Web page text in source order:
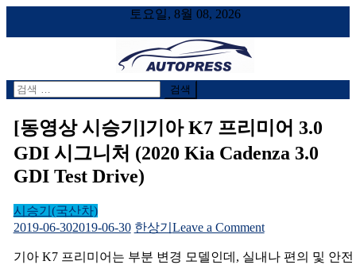
토요일, 8월 08, 2026
AUTOPRESS
오토프레스, 자동차시승기, 자동차, 시승기, 한상기
검
색
어:
[동영상 시승기]기아 K7 프리미어 3.0
GDI 시그니처 (2020 Kia Cadenza 3.0
GDI Test Drive)
시승기(국산차)
2019-06-302019-06-30 한상기 Leave a Commenton
영
기아 K7 프리미어는 부분 변경 모델인데, 실내나 편의 및 안전